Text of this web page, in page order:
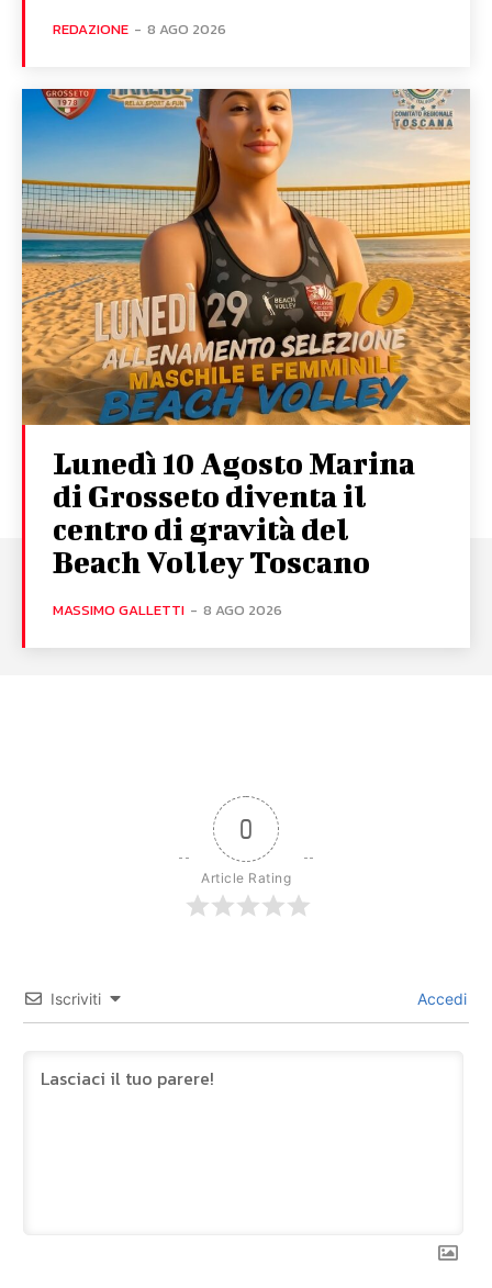
REDAZIONE - 8 AGO 2026
Lunedì 10 Agosto Marina
di Grosseto diventa il
centro di gravità del
Beach Volley Toscano
MASSIMO GALLETTI - 8 AGO 2026
0
Article Rating
Iscriviti Accedi